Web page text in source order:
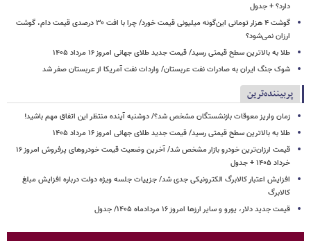
دارد؟ + جدول
گوشت ۴ هزار تومانی این‌گونه میلیونی قیمت خورد/ چرا با افت ۳۰ درصدی قیمت دام، گوشت
ارزان نمی‌شود؟
طلا به بالاترین سطح قیمتی رسید/ قیمت جدید طلای جهانی امروز ۱۶ مرداد ۱۴۰۵
شوک جنگ ایران به صادرات نفت عربستان/ واردات نفت آمریکا از عربستان صفر شد
پربیننده‌ترین
زمان واریز معوقات بازنشستگان مشخص شد؟/ دوشنبه آینده منتظر این اتفاق مهم باشید!
طلا به بالاترین سطح قیمتی رسید/ قیمت جدید طلای جهانی امروز ۱۶ مرداد ۱۴۰۵
قیمت ارزان‌ترین خودرو بازار مشخص شد/ آخرین وضعیت قیمت خودروهای پرفروش امروز ۱۶
خرداد ۱۴۰۵ + جدول
افزایش اعتبار کالابرگ الکترونیکی جدی شد/ جزییات جلسه ویژه دولت درباره افزایش مبلغ
کالابرگ
قیمت جدید دلار، یورو و سایر ارزها امروز ۱۶ مردادماه ۱۴۰۵/ جدول